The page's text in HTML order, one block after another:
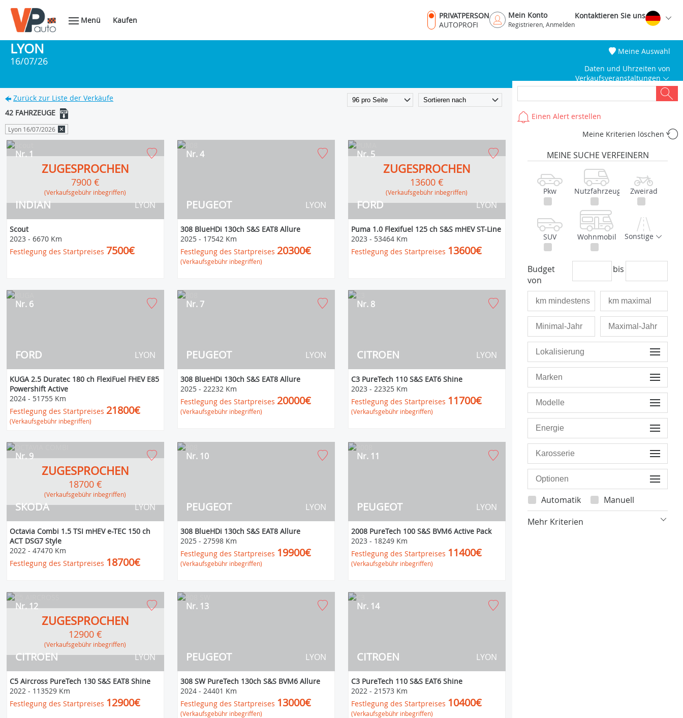
Menü Kaufen
PRIVATPERSON
AUTOPROFI
Mein Konto
Registrieren, Anmelden
Kontaktieren Sie uns
LYON
16/07/26
Meine Auswahl
Daten und Uhrzeiten von
Verkaufsveranstaltungen
Zurück zur Liste der Verkäufe
42 FAHRZEUGE
Lyon 16/07/2026
INDIAN
Nr. 1
LYON
ZUGESPROCHEN
7900 €
(Verkaufsgebühr inbegriffen)
Scout
2023- 6670 Km
Festlegung des Startpreises 7500€
PEUGEOT
Nr. 4
LYON
308 BlueHDi 130ch S&S EAT8 Allure
2025- 17542 Km
Festlegung des Startpreises 20300€
(Verkaufsgebühr inbegriffen)
FORD
Nr. 5
LYON
ZUGESPROCHEN
13600 €
(Verkaufsgebühr inbegriffen)
Puma 1.0 Flexifuel 125 ch S&S mHEV ST-Line
2023- 53464 Km
Festlegung des Startpreises 13600€
FORD
Nr. 6
LYON
KUGA 2.5 Duratec 180 ch FlexiFuel FHEV E85
Powershift Active
2024- 51755 Km
Festlegung des Startpreises 21800€
(Verkaufsgebühr inbegriffen)
PEUGEOT
Nr. 7
LYON
308 BlueHDi 130ch S&S EAT8 Allure
2025- 22232 Km
Festlegung des Startpreises 20000€
(Verkaufsgebühr inbegriffen)
CITROEN
Nr. 8
LYON
C3 PureTech 110 S&S EAT6 Shine
2023- 22325 Km
Festlegung des Startpreises 11700€
(Verkaufsgebühr inbegriffen)
SKODA
Nr. 9
LYON
ZUGESPROCHEN
18700 €
(Verkaufsgebühr inbegriffen)
Octavia Combi 1.5 TSI mHEV e-TEC 150 ch
ACT DSG7 Style
2022 - 47470 Km
Festlegung des Startpreises 18700€
PEUGEOT
Nr. 10
LYON
308 BlueHDi 130ch S&S EAT8 Allure
2025- 27598 Km
Festlegung des Startpreises 19900€
(Verkaufsgebühr inbegriffen)
PEUGEOT
Nr. 11
LYON
2008 PureTech 100 S&S BVM6 Active Pack
2023- 18249 Km
Festlegung des Startpreises 11400€
(Verkaufsgebühr inbegriffen)
CITROEN
Nr. 12
LYON
ZUGESPROCHEN
12900 €
(Verkaufsgebühr inbegriffen)
C5 Aircross PureTech 130 S&S EAT8 Shine
2022 - 113529 Km
Festlegung des Startpreises 12900€
PEUGEOT
Nr. 13
LYON
308 SW PureTech 130ch S&S BVM6 Allure
2024- 24401 Km
Festlegung des Startpreises 13000€
(Verkaufsgebühr inbegriffen)
CITROEN
Nr. 14
LYON
C3 PureTech 110 S&S EAT6 Shine
2022 - 21573 Km
Festlegung des Startpreises 10400€
(Verkaufsgebühr inbegriffen)
Einen Alert erstellen
Meine Kriterien löschen
MEINE SUCHE VERFEINERN
Pkw Nutzfahrzeug Zweirad
SUV Wohnmobil Sonstige
Budget
von
bis
Automatik
Manuell
Mehr Kriterien